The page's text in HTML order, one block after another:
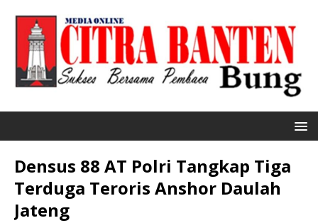
Densus 88 AT Polri Tangkap Tiga
Terduga Teroris Anshor Daulah
Jateng